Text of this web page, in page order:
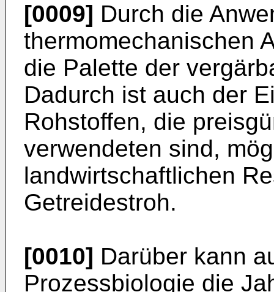
[0009] Durch die
thermomechanischen
die Palette der
Dadurch ist auch der
Rohstoffen, die
verwendeten sind,
landwirtschaftlichen
Getreidestroh.
[0010] Darüber kann
Prozessbiologie die